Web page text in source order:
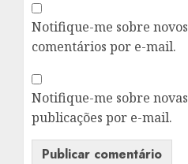
Notifique-me sobre novos
comentários por e-mail.
Notifique-me sobre novas
publicações por e-mail.